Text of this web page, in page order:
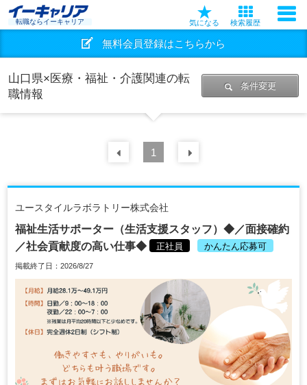
転職ならイーキャリア 気になる 検索履歴
無料会員登録はこちらから
山口県×医療・福祉・介護関連の転
職情報
条件変更
前の 件
1
ユースタイルラボラトリー株式会社
福祉生活サポーター（生活支援スタッフ）◆／面接確約
／社会貢献度の高い仕事◆
正社員 かんたん応募可
掲載終了日：2026/8/27